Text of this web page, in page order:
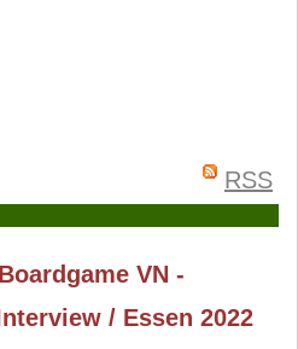
RSS
VN -
/ Essen 2022